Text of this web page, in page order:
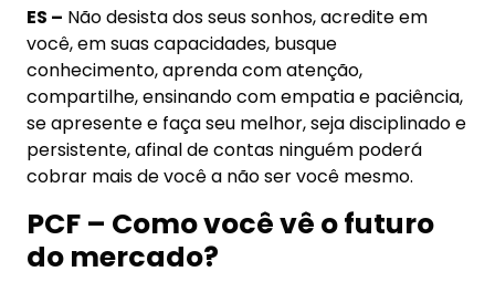
ES – Não desista dos seus sonhos, acredite em
você, em suas capacidades, busque
conhecimento, aprenda com atenção,
compartilhe, ensinando com empatia e paciência,
se apresente e faça seu melhor, seja disciplinado e
persistente, afinal de contas ninguém poderá
cobrar mais de você a não ser você mesmo.
PCF – Como você vê o futuro
do mercado?